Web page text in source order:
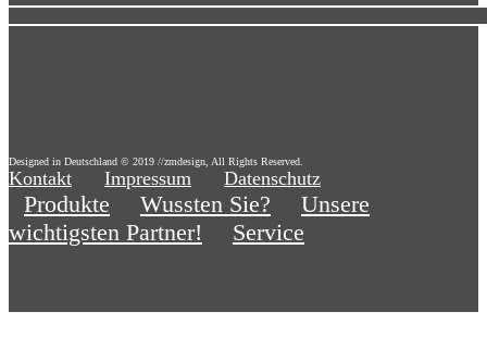
Designed in Deutschland © 2019 //zmdesign, All Rights Reserved.
Kontakt Impressum Datenschutz
Produkte Wussten Sie?
Unsere
wichtigsten Partner!
Service